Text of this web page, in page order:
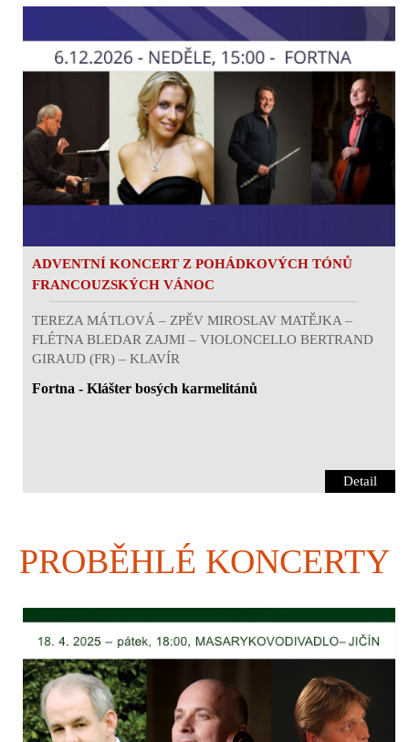
ADVENTNÍ KONCERT Z POHÁDKOVÝCH TÓNŮ
FRANCOUZSKÝCH VÁNOC
TEREZA MÁTLOVÁ – ZPĚV MIROSLAV MATĚJKA –
FLÉTNA BLEDAR ZAJMI – VIOLONCELLO BERTRAND
GIRAUD (FR) – KLAVÍR
Fortna - Klášter bosých karmelitánů
Detail
PROBĚHLÉ KONCERTY